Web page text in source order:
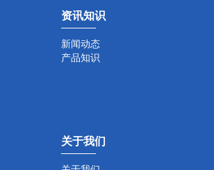
资讯知识
新闻动态
产品知识
关于我们